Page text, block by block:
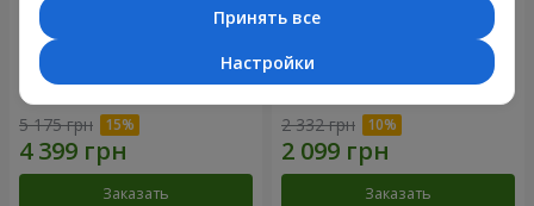
51 белая хризантема
5 175 грн
Заказать
Романтический букет
2 332 грн
Заказать
Принять все
Настройки